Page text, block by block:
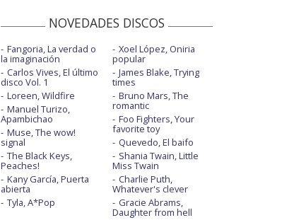
NOVEDADES DISCOS
Fangoria, La verdad o
la imaginación
Carlos Vives, El último
disco Vol. 1
Loreen, Wildfire
Manuel Turizo,
Apambichao
Muse, The wow!
signal
The Black Keys,
Peaches!
Kany García, Puerta
abierta
Tyla, A*Pop
Xoel López, Oniria
popular
James Blake, Trying
times
Bruno Mars, The
romantic
Foo Fighters, Your
favorite toy
Quevedo, El baifo
Shania Twain, Little
Miss Twain
Charlie Puth,
Whatever's clever
Gracie Abrams,
Daughter from hell